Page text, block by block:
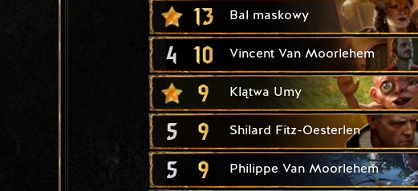
13 Bal maskowy
4 10 Vincent Van Moorlehem
9 Klątwa Umy
5 9 Shilard Fitz-Oesterlen
5 9 Philippe Van Moorlehem